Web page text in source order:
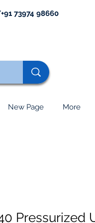
73974 98660
New Page More
Pressurized